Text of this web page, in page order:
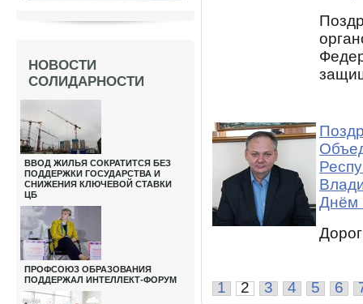
НОВОСТИ
СОЛИДАРНОСТИ
ВВОД ЖИЛЬЯ СОКРАТИТСЯ БЕЗ
ПОДДЕРЖКИ ГОСУДАРСТВА И
СНИЖЕНИЯ КЛЮЧЕВОЙ СТАВКИ
ЦБ
ПРОФСОЮЗ ОБРАЗОВАНИЯ
ПОДДЕРЖАЛ ИНТЕЛЛЕКТ-ФОРУМ
Днём
1 2 3 4 5 6